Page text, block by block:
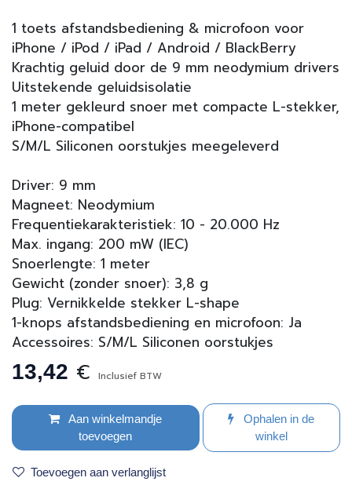
1 toets afstandsbediening & microfoon voor
iPhone / iPod / iPad / Android / BlackBerry
Krachtig geluid door de 9 mm neodymium drivers
Uitstekende geluidsisolatie
1 meter gekleurd snoer met compacte L-stekker,
iPhone-compatibel
S/M/L Siliconen oorstukjes meegeleverd
Driver: 9 mm
Magneet: Neodymium
Frequentiekarakteristiek: 10 - 20.000 Hz
Max. ingang: 200 mW (IEC)
Snoerlengte: 1 meter
Gewicht (zonder snoer): 3,8 g
Plug: Vernikkelde stekker L-shape
1-knops afstandsbediening en microfoon: Ja
Accessoires: S/M/L Siliconen oorstukjes
13,42 € Inclusief BTW
Aan winkelmandje
toevoegen
Ophalen in de
winkel
Toevoegen aan verlanglijst